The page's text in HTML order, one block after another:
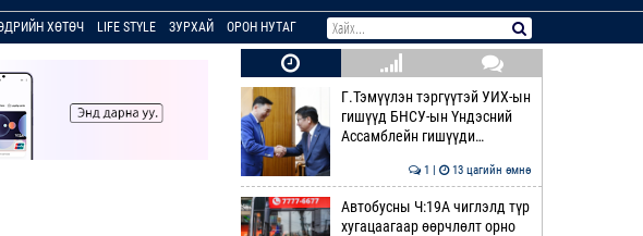
ХӨТӨЧ LIFE STYLE ЗУРХАЙ ОРОН НУТАГ
Г.Тэмүүлэн тэргүүтэй УИХ-ын
гишүүд БНСУ-ын Үндэсний
Ассамблейн гишүүди…
1 | 13 цагийн өмнө
Автобусны Ч:19А чиглэлд түр
хугацаагаар өөрчлөлт орно